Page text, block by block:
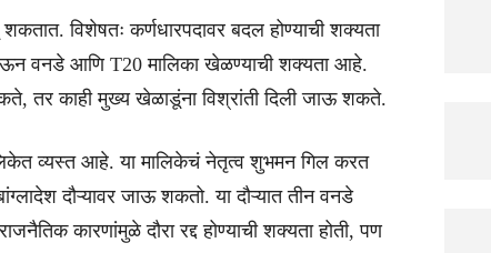
विशेषतः कर्णधारपदावर बदल होण्याची शक्यता
वनडे आणि T20 मालिका खेळण्याची शक्यता आहे.
तर काही मुख्य खेळाडूंना विश्रांती दिली जाऊ शकते.
व्यस्त आहे. या मालिकेचं नेतृत्व शुभमन गिल करत
दौऱ्यावर जाऊ शकतो. या दौऱ्यात तीन वनडे
कारणांमुळे दौरा रद्द होण्याची शक्यता होती, पण